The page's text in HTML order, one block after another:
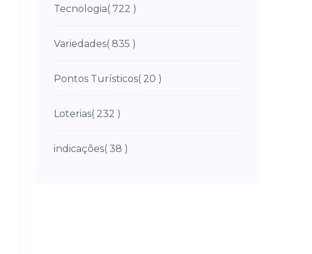
Tecnologia( 722 )
Variedades( 835 )
Pontos Turísticos( 20 )
Loterias( 232 )
indicações( 38 )